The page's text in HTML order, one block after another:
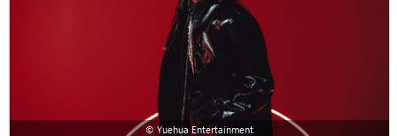
© Yuehua Entertainment